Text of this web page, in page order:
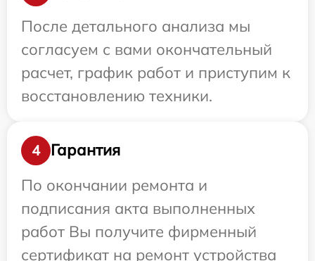
После детального анализа мы
согласуем с вами окончательный
расчет, график работ и приступим к
восстановлению техники.
4
Гарантия
По окончании ремонта и
подписания акта выполненных
работ Вы получите фирменный
сертификат на ремонт устройства